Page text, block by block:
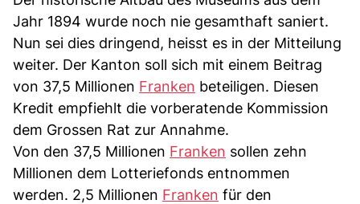
Jahr 1894 wurde noch nie gesamthaft saniert.
Nun sei dies dringend, heisst es in der Mitteilung
weiter. Der Kanton soll sich mit einem Beitrag
von 37,5 Millionen Franken beteiligen. Diesen
Kredit empfiehlt die vorberatende Kommission
dem Grossen Rat zur Annahme.
Von den 37,5 Millionen Franken sollen zehn
Millionen dem Lotteriefonds entnommen
werden. 2,5 Millionen Franken für den